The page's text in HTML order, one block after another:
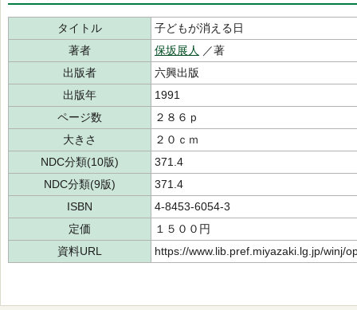
タイトル
子どもが消える日
著者
保坂展人
／著
出版者
六興出版
出版年
1991
ページ数
２８６ｐ
大きさ
２０ｃｍ
NDC分類(10版)
371.4
NDC分類(9版)
371.4
ISBN
4-8453-6054-3
定価
１５００円
資料URL
https://www.lib.pref.miyazaki.lg.jp/winj/